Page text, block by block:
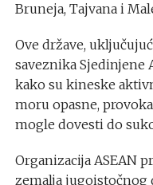
Bruneja, Tajvana i
Ove države,
saveznika Sjedinjene
kako su kineske
moru opasne,
mogle dovesti do
Organizacija ASEAN
zemalja jugoistočnog